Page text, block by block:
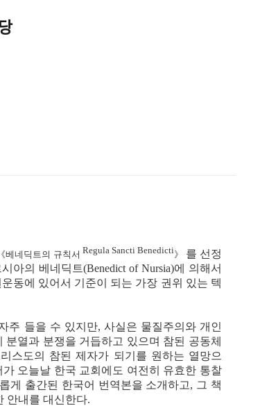
《베네딕트의 규칙서 Regula Sancti Benedicti》
를 선정
아의 베네딕트(Benedict of Nursia)에 의해서
동에 있어서 기준이 되는 가장 권위 있는 텍
주 들을 수 있지만, 사실은 물질주의와 개인
열과 분쟁을 거듭하고 있으며 참된 공동체
스도의 참된 제자가 되기를 원하는 열망으
오늘날 한국 교회에도 여전히 유효한 통찰
게 출간된 한국어 번역본을 소개하고, 그 책
안내를 대신한다.